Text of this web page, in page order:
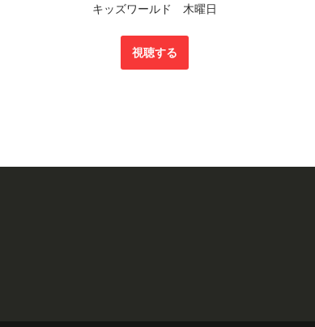
キッズワールド 木曜日
視聴する